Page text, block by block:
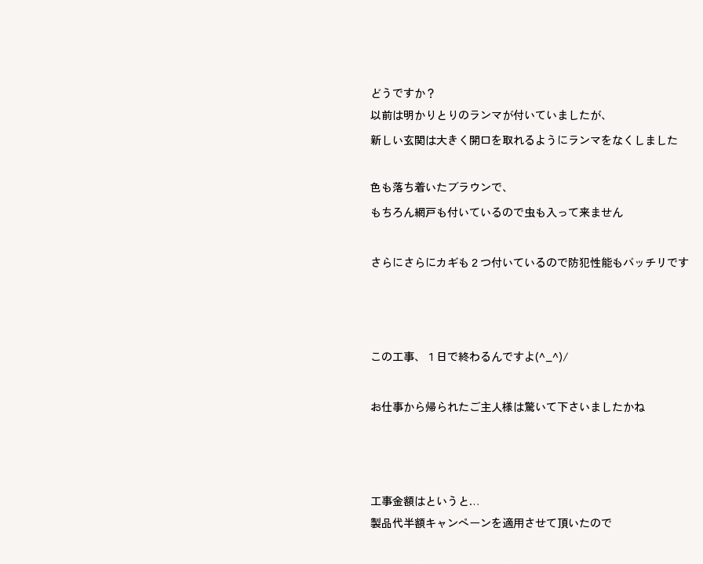
どうですか？
以前は明かりとりのランマが付いていましたが、
新しい玄関は大きく開口を取れるようにランマをなくしました
色も落ち着いたブラウンで、
もちろん網戸も付いているので虫も入って来ません
さらにさらにカギも２つ付いているので防犯性能もバッチリです
この工事、１日で終わるんですよ(^_^)/
お仕事から帰られたご主人様は驚いて下さいましたかね
工事金額はというと…
製品代半額キャンペーンを適用させて頂いたので